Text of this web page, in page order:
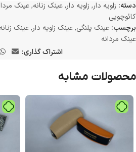
دسته: زاویه دار, زاویه دار,عینک زنانه,عینک
کائوچویی
برچسب: عینک پلنگی,عینک زاویه دار,عینک زنانه
عینک مردانه
اشتراک گذاری:
محصولات مشابه